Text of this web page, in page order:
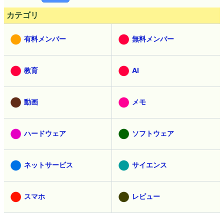
カテゴリ
有料メンバー 無料メンバー
教育 AI
動画 メモ
ハードウェア ソフトウェア
ネットサービス サイエンス
スマホ レビュー